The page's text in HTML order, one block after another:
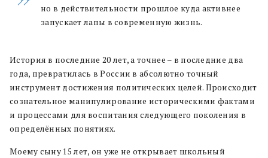
но в действительности прошлое куда активнее
запускает лапы в современную жизнь.
История в последние 20 лет, а точнее – в последние два
года, превратилась в России в абсолютно точный
инструмент достижения политических целей. Происходит
сознательное манипулирование историческими фактами
и процессами для воспитания следующего поколения в
определённых понятиях.
Моему сыну 15 лет, он уже не открывает школьный